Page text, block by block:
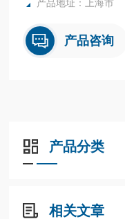
产品地址：上海市
产品咨询
产品分类
相关文章